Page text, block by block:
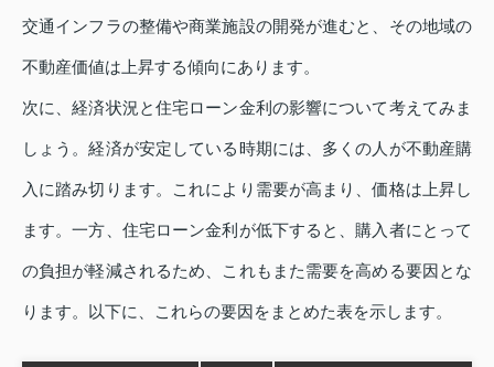
交通インフラの整備や商業施設の開発が進むと、その地域の
不動産価値は上昇する傾向にあります。
次に、経済状況と住宅ローン金利の影響について考えてみま
しょう。経済が安定している時期には、多くの人が不動産購
入に踏み切ります。これにより需要が高まり、価格は上昇し
ます。一方、住宅ローン金利が低下すると、購入者にとって
の負担が軽減されるため、これもまた需要を高める要因とな
ります。以下に、これらの要因をまとめた表を示します。